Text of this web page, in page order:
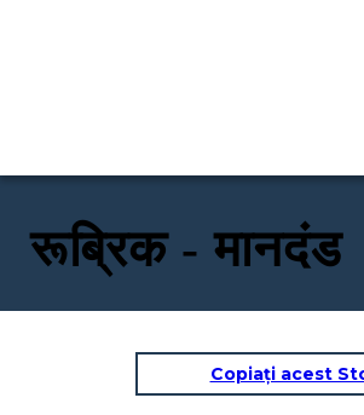
रूब्रिक - मानदंड
Copiați acest